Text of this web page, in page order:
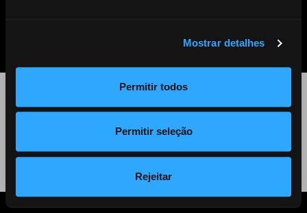
Mostrar detalhes
Permitir todos
Permitir seleção
Rejeitar
Política de Privacidade